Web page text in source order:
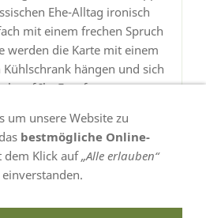
Ehe-Alltag ironisch
mit einem frechen Spruch
werden die Karte mit einem
hängen und sich
auf Ihr Fest freuen.
um unsere Website zu
bestmögliche Online-
dem Klick auf„Alle erlauben“